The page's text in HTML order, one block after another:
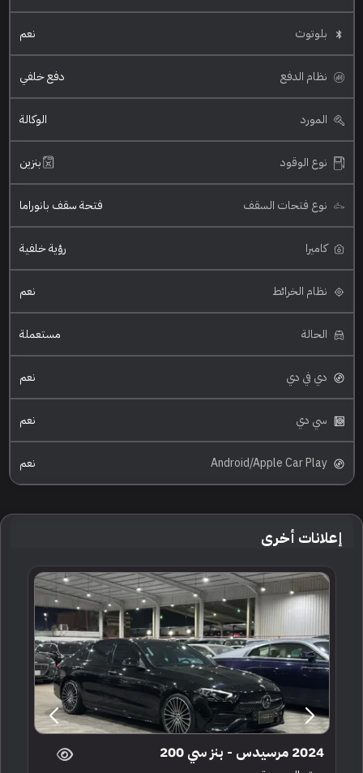
بلوتوث نعم
نظام الدفع دفع خلفي
المورد الوكالة
نوع الوقود بنزين
نوع فتحات السقف فتحة سقف بانوراما
كاميرا رؤية خلفية
نظام الخرائط نعم
الحالة مستعملة
دي في دي نعم
سي دي نعم
Android/Apple Car Play نعم
إعلانات أخرى
2024 مرسيدس - بنز سي 200